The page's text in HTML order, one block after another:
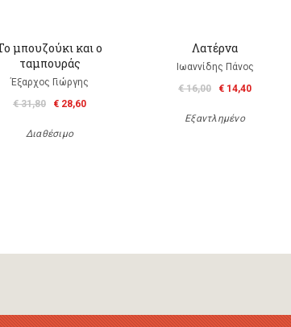
μπουζούκι και ο
ταμπουράς
Έξαρχος Γιώργης
€ 31,80
€ 28,60
Διαθέσιμο
Λατέρνα
Ιωαννίδης Πάνος
€ 16,00
€ 14,40
Εξαντλημένο